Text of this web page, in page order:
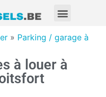
» Parking / garage à
à louer à